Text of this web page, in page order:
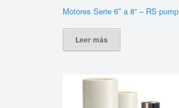
Motores Serie 6″ a 8” – RS pump
Leer más